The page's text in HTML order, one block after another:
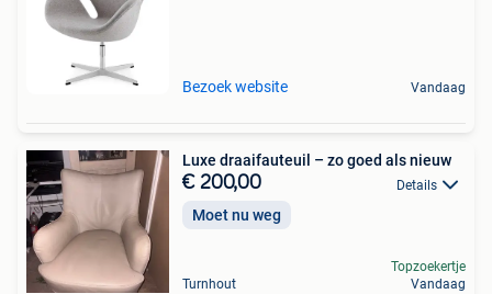
Bezoek website Vandaag
Luxe draaifauteuil – zo goed als nieuw
€ 200,00 Details
Moet nu weg
Turnhout
Topzoekertje
Vandaag